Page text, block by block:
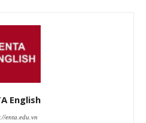
English
enta.edu.vn